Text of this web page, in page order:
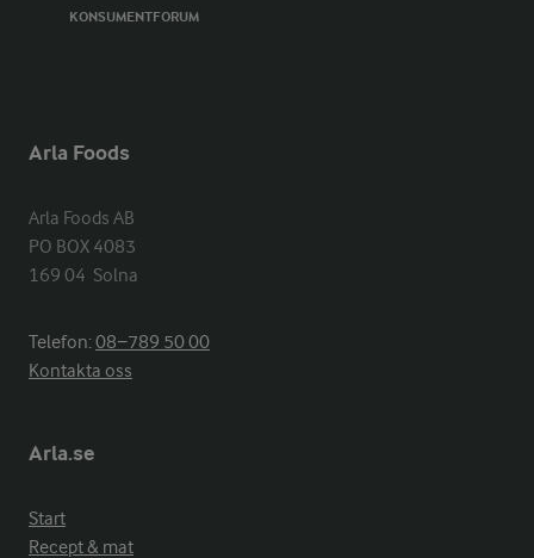
KONSUMENTFORUM
Arla Foods
Arla Foods AB
PO BOX 4083
169 04  Solna
Telefon:08−789 50 00
Kontakta oss
Arla.se
Start
Recept & mat